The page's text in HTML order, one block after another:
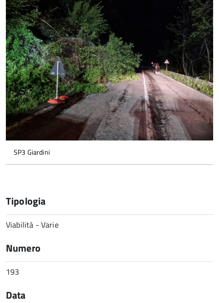
SP3 Giardini
Tipologia
Viabilità - Varie
Numero
193
Data